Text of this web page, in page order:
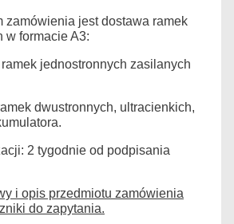
zamówienia jest dostawa ramek
w formacie A3:
jednostronnych zasilanych
dwustronnych, ultracienkich,
2 tygodnie od podpisania
i opis przedmiotu zamówienia
do zapytania.